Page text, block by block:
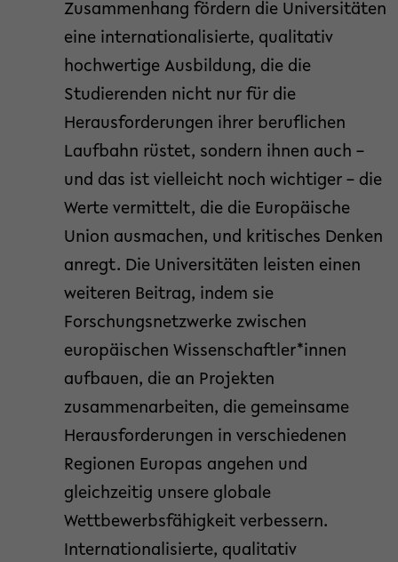
Zusammenhang fördern die Universitäten
eine internationalisierte, qualitativ
hochwertige Ausbildung, die die
Studierenden nicht nur für die
Herausforderungen ihrer beruflichen
Laufbahn rüstet, sondern ihnen auch –
und das ist vielleicht noch wichtiger – die
Werte vermittelt, die die Europäische
Union ausmachen, und kritisches Denken
anregt. Die Universitäten leisten einen
weiteren Beitrag, indem sie
Forschungsnetzwerke zwischen
europäischen Wissenschaftler*innen
aufbauen, die an Projekten
zusammenarbeiten, die gemeinsame
Herausforderungen in verschiedenen
Regionen Europas angehen und
gleichzeitig unsere globale
Wettbewerbsfähigkeit verbessern.
Internationalisierte, qualitativ